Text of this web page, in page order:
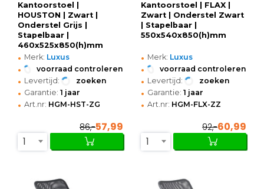
Kantoorstoel |
HOUSTON | Zwart |
Onderstel Grijs |
Stapelbaar |
460x525x850(h)mm
• Merk: Luxus
• voorraad controleren
• Levertijd: zoeken
• Garantie: 1 jaar
• Art.nr: HGM-HST-ZG
86,-57,99
1
Kantoorstoel | FLAX |
Zwart | Onderstel Zwart
| Stapelbaar |
550x540x850(h)mm
• Merk: Luxus
• voorraad controleren
• Levertijd: zoeken
• Garantie: 1 jaar
• Art.nr: HGM-FLX-ZZ
92,-60,99
1